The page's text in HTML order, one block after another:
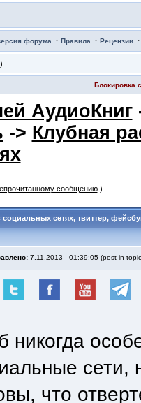
форума · Правила · Рецензии
Блокировка
АудиоКниг
-> Клубная
сообщению)
сетях, твиттер,
7.11.2013 - 01:39:05 (post in
никогда
сети,
что